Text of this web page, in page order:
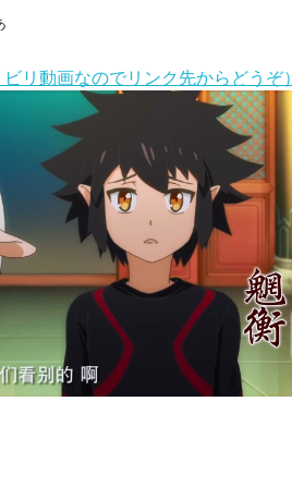
リ動画なのでリンク先からどうぞ）